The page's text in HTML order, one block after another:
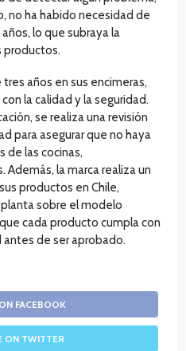
no ha habido necesidad de
lo que subraya la
productos.
años en sus encimeras,
la calidad y la seguridad.
se realiza una revisión
para asegurar que no haya
de las cocinas,
la marca realiza un
productos en Chile,
sobre el modelo
cada producto cumpla con
de ser aprobado.
FACEBOOK
ON TWITTER